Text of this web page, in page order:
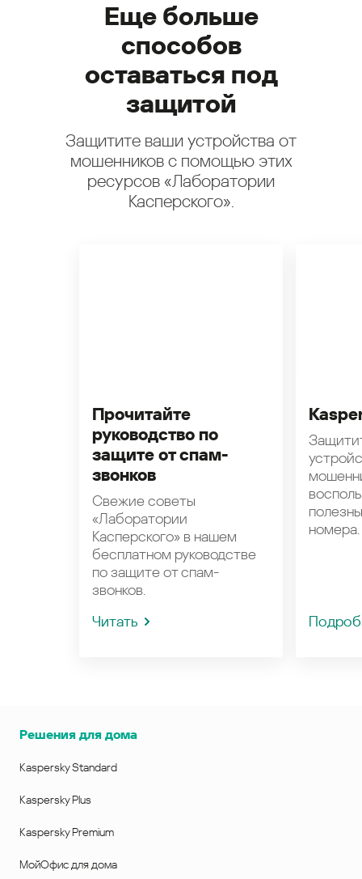
Еще больше
способов
оставаться под
защитой
Защитите ваши устройства от
мошенников с помощью этих
ресурсов «Лаборатории
Касперского».
Прочитайте
руководство по
защите от спам-
звонков
Свежие советы
«Лаборатории
Касперского» в нашем
бесплатном руководстве
по защите от спам-
звонков.
Читать
номера.
Решения для дома
Kaspersky Standard
Kaspersky Plus
Kaspersky Premium
МойОфис для дома